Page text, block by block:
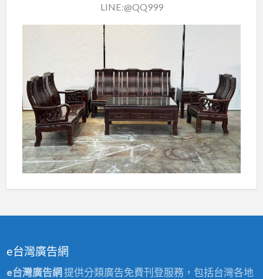
LINE:@QQ999
e台灣廣告網
e台灣廣告網提供分類廣告免費刊登服務，包括台灣各地